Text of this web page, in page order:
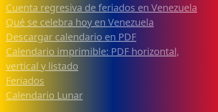
Cuenta regresiva de feriados en Venezuela
Qué se celebra hoy en Venezuela
Descargar calendario en PDF
Calendario imprimible: PDF horizontal,
vertical y listado
Feriados
Calendario Lunar